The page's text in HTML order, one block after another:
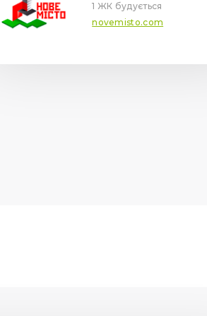
1 ЖК будується
novemisto.com